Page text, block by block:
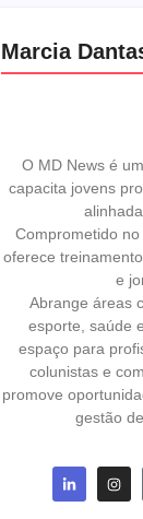
Marcia
O MD News é
capacita jovens
Comprometido no
oferece
e
Abrange áreas
esporte, saúde
espaço para
colunistas e
promove
gestão